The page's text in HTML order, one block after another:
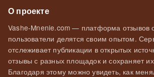
О проекте
Vashe-Mnenie.com — платформа отзывов
пользователи делятся своим опытом.
отслеживает публикации в открытых
отзывы с разных площадок и сохраняет
Благодаря этому можно увидеть, как